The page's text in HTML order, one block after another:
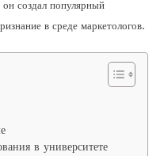
создал популярный
в среде маркетологов.
в университете